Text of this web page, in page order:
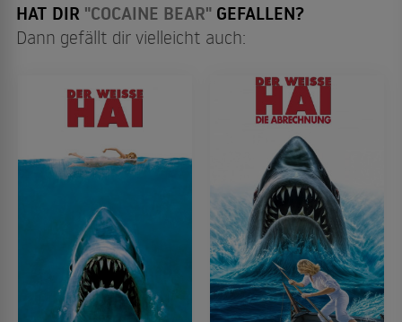
HAT DIR "COCAINE BEAR" GEFALLEN?
Dann gefällt dir vielleicht auch: